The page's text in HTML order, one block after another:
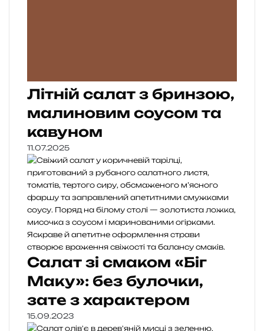
Літній салат з бринзою,
малиновим соусом та
кавуном
11.07.2025
Салат зі смаком «Біг
Маку»: без булочки,
зате з характером
15.09.2023